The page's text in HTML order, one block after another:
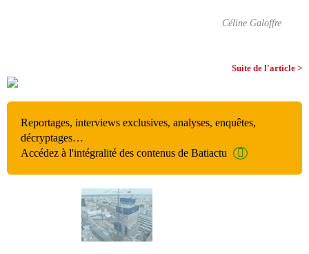
Céline Galoffre
Suite de l'article >
Reportages, interviews exclusives, analyses, enquêtes,
décryptages…
Accédez à l'intégralité des contenus de Batiactu